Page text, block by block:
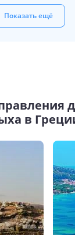
Показать ещё
в